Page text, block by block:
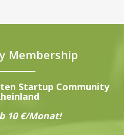
Membership
Startup Community
10 €/Monat!